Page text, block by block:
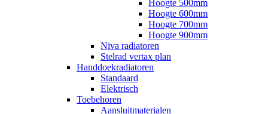
Hoogte 500mm
Hoogte 600mm
Hoogte 700mm
Hoogte 900mm
Niva radiatoren
Stelrad vertax plan
Handdoekradiatoren
Standaard
Elektrisch
Toebehoren
Aansluitmaterialen